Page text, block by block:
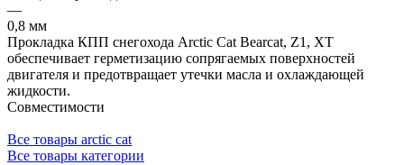
—
0,8 мм
Прокладка КПП снегохода Arctic Cat Bearcat, Z1, XT
обеспечивает герметизацию сопрягаемых поверхностей
двигателя и предотвращает утечки масла и охлаждающей
жидкости.
Совместимости
Все товары arctic cat
Все товары категории